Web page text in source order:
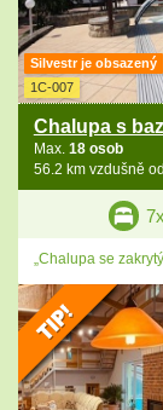
Silvestr je obsazený
1C-007
Chalupa s
Max. 18 osob
56.2 km vzdušně
7x
„Chalupa se